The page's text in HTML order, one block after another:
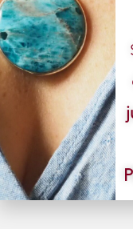
La livraison de votre
Chaque bijou est
en carton naturel Les